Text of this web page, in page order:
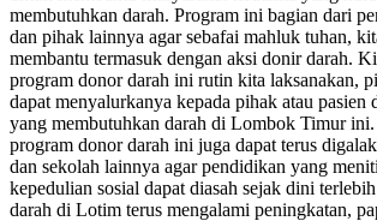
membutuhkan darah. Program ini bagian dari
dan pihak lainnya agar sebafai mahluk tuhan,
membantu termasuk dengan aksi donir darah.
program donor darah ini rutin kita laksanakan,
dapat menyalurkanya kepada pihak atau pasien
yang membutuhkan darah di Lombok Timur
program donor darah ini juga dapat terus
dan sekolah lainnya agar pendidikan yang
kepedulian sosial dapat diasah sejak dini
darah di Lotim terus mengalami peningkatan,